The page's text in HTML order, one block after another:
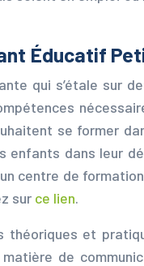
Éducatif
qui s’étale
se former
dans leur
centre de
sur ce lien.
et
de